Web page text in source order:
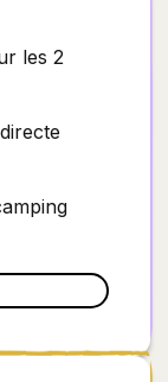
les 2